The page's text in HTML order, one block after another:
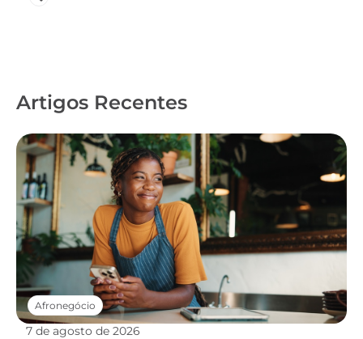
Artigos Recentes
7 de agosto de 2026
Afronegócio